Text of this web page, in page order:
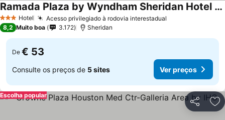
3 EstrelasHotel Acesso privilegiado à rodovia interestadual
Ramada Plaza by Wyndham Sheridan Hotel & Convention Center
Ver preços
8,2 Muito boa 3.172 Sheridan
De € 53
Consulte os preços de 5 sites Ver preços
Partilhar
Escolha popular